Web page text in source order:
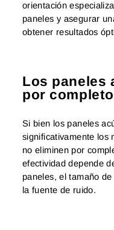
orientación
paneles y asegurar
obtener resultados
Los paneles
por
Si bien los paneles
significativamente los
no eliminen por
efectividad depende
paneles, el tamaño
la fuente de ruido.